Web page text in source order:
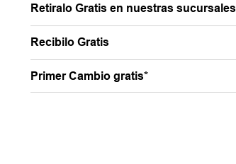
Retiralo Gratis en nuestras sucursales
Recibilo Gratis
Primer Cambio gratis*